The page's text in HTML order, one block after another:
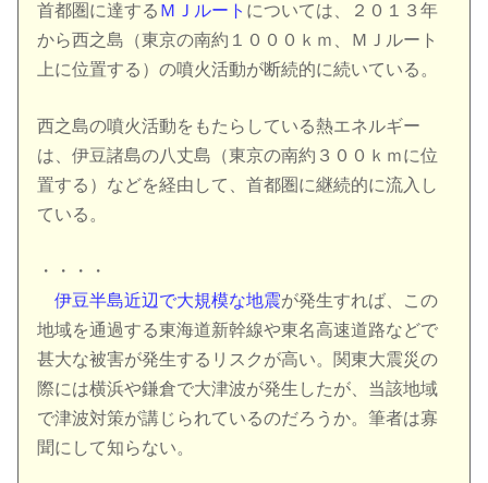
首都圏に達する ＭＪルート については、２０１３年
から西之島（東京の南約１０００ｋｍ、ＭＪルート
上に位置する）の噴火活動が断続的に続いている。
西之島の噴火活動をもたらしている熱エネルギー
は、伊豆諸島の八丈島（東京の南約３００ｋｍに位
置する）などを経由して、首都圏に継続的に流入し
ている。
・・・・
伊豆半島近辺で大規模な地震が発生すれば、この
地域を通過する東海道新幹線や東名高速道路などで
甚大な被害が発生するリスクが高い。関東大震災の
際には横浜や鎌倉で大津波が発生したが、当該地域
で津波対策が講じられているのだろうか。筆者は寡
聞にして知らない。